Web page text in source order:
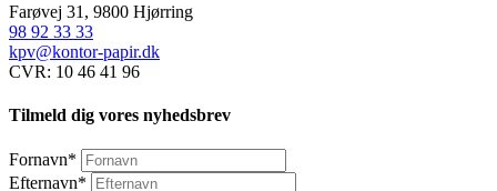
Farøvej 31, 9800 Hjørring
98 92 33 33
kpv@kontor-papir.dk
CVR: 10 46 41 96
Tilmeld dig vores nyhedsbrev
Fornavn*
Efternavn*